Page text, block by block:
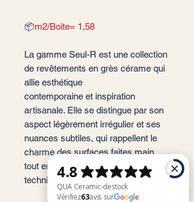
📦m2/Boite= 1,58
La gamme Seul-R est une collection
de revêtements en grès cérame qui
allie esthétique
contemporaine et inspiration
artisanale. Elle se distingue par son
aspect légèrement irrégulier et ses
nuances subtiles, qui rappellent le
charme des surfaces faites main
tout en offrant les performances
techniques d’un matériau moderne.